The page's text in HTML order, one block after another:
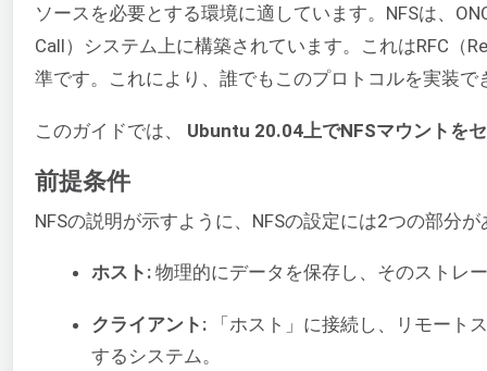
ソースを必要とする環境に適しています。NFSは、
Call）システム上に構築されています。これはRFC
準です。これにより、誰でもこのプロトコルを実装で
このガイドでは、 Ubuntu 20.04上でNFSマウントを
前提条件
NFSの説明が示すように、NFSの設定には2つの部分
ホスト: 物理的にデータを保存し、そのストレ
クライアント: 「ホスト」に接続し、リモート
するシステム。